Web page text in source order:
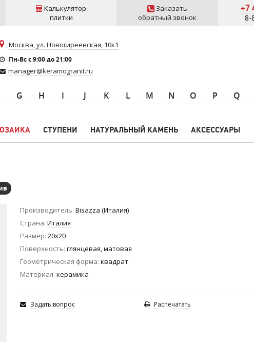
Калькулятор
плитки
Заказать
обратный звонок
+7
8-
Москва, ул. Новогиреевская, 10к1
Пн-Вс c 9:00 до 21:00
manager@keramogranit.ru
G H I J K L M N O P Q
СТУПЕНИ НАТУРАЛЬНЫЙ КАМЕНЬ АКСЕССУАРЫ
Производитель Bisazza (Италия)
Страна Италия
Размер 20x20
Поверхность глянцевая, матовая
Геометрическая форма квадрат
Материал керамика
Задать вопрос Распечатать